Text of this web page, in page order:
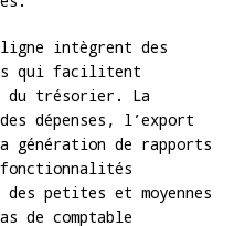
ligne intègrent des
qui facilitent
du trésorier. La
dépenses, l’export
génération de rapports
petites et moyennes
de comptable